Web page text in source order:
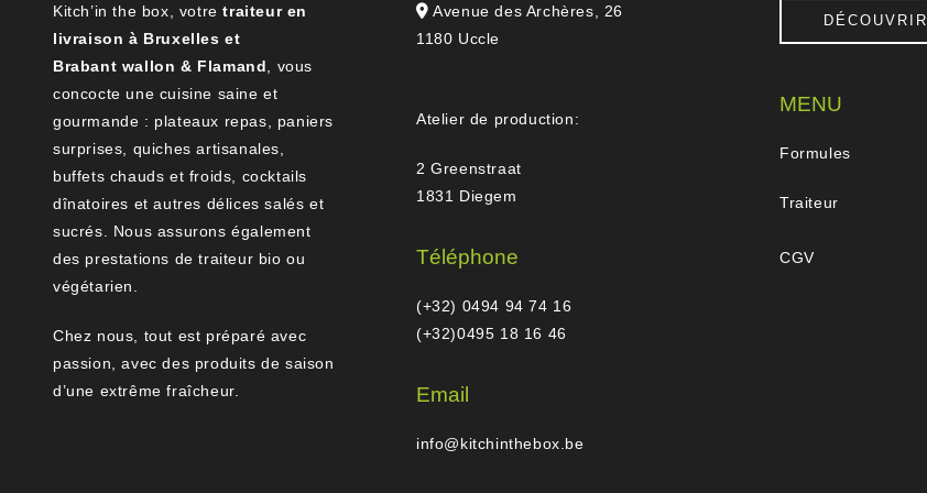
Kitch’in the box, votretraiteur en
livraison à Bruxelles et
Brabant wallon & Flamand , vous
concocte une cuisine saine et
gourmande : plateaux repas, paniers
surprises, quiches artisanales,
buffets chauds et froids, cocktails
dînatoires et autres délices salés et
sucrés. Nous assurons également
des prestations de traiteur bio ou
végétarien.
Chez nous, tout est préparé avec
passion, avec des produits de saison
d’une extrême fraîcheur.
Avenue des Archères, 26
1180 Uccle
Atelier de production:
2 Greenstraat
1831 Diegem
Téléphone
(+32) 0494 94 74 16
(+32)0495 18 16 46
Email
info@kitchinthebox.be
DÉCOUVRIR
MENU
Formules
Traiteur
CGV